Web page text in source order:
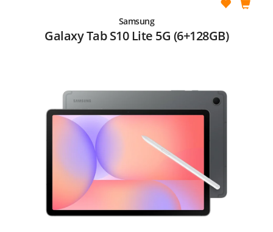
Samsung
Galaxy Tab S10 Lite 5G (6+128GB)